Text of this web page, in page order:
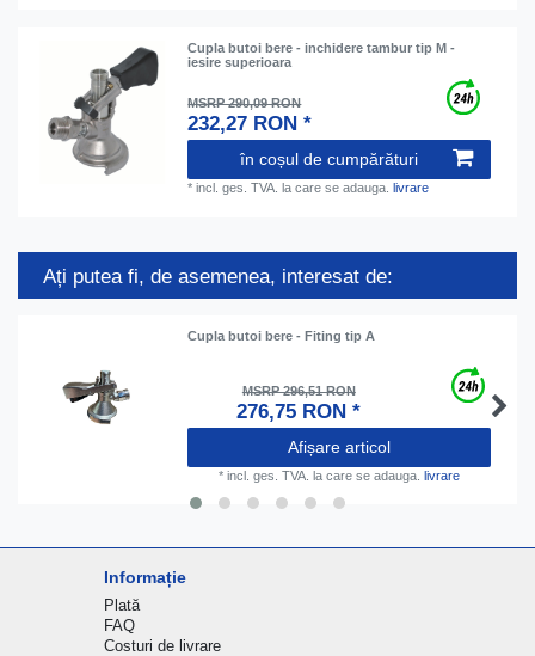
Cupla butoi bere - inchidere tambur tip M -
iesire superioara
MSRP 290,09 RON
232,27 RON *
în coșul de cumpărături
*incl. ges. TVA. la care se adauga.livrare
Ați putea fi, de asemenea, interesat de:
Cupla butoi bere - Fiting tip A
MSRP 296,51 RON
276,75 RON *
Afișare articol
* incl. ges. TVA. la care se adauga. livrare
Informație
Plată
FAQ
Costuri de livrare